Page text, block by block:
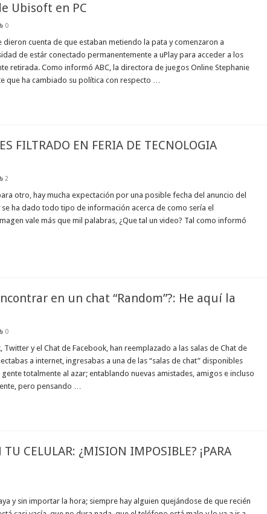
Ubisoft en PC
0
dieron cuenta de que estaban metiendo la pata y comenzaron a
de estár conectado permanentemente a uPlay para acceder a los
retirada. Como informó ABC, la directora de juegos Online Stephanie
que ha cambiado su política con respecto …
FILTRADO EN FERIA DE TECNOLOGIA
2
otro, hay mucha expectación por una posible fecha del anuncio del
ha dado todo tipo de información acerca de como sería el
vale más que mil palabras, ¿Que tal un video? Tal como informó
en un chat “Random”?: He aquí la
0
Twitter y el Chat de Facebook, han reemplazado a las salas de Chat de
a internet, ingresabas a una de las “salas de chat” disponibles
totalmente al azar; entablando nuevas amistades, amigos e incluso
pero pensando …
TU CELULAR: ¿MISION IMPOSIBLE? ¡PARA
y sin importar la hora; siempre hay alguien quejándose de que recién